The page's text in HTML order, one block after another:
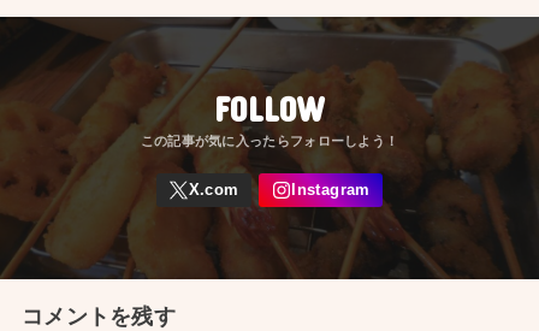
FOLLOW
コメントを残す